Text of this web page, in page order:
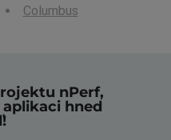
Columbus
nPerf,
hned